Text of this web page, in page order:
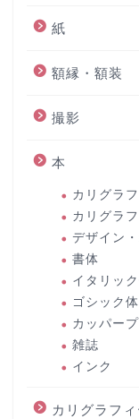
紙
額縁・額装
撮影
本
カリグラ
カリグラ
デザイン
書体
イタリッ
ゴシック体
カッパー
雑誌
インク
カリグラフ